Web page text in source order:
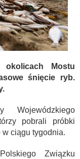
Mostu
śnięcie ryb.
Wojewódzkiego
pobrali próbki
ciągu tygodnia.
Związku